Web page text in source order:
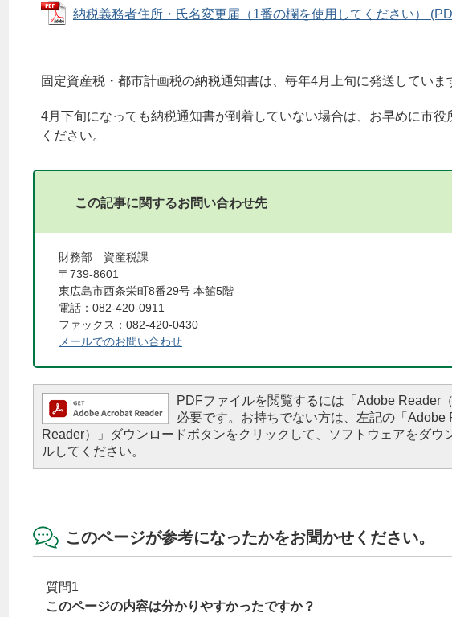
納税義務者住所・氏名変更届（1番の欄を使用してください）
固定資産税・都市計画税の納税通知書は、毎年4月上旬に発送していま
4月下旬になっても納税通知書が到着していない場合は、お早めに市役
ください。
この記事に関するお問い合わせ先
財務部 資産税課
〒739-8601
東広島市西条栄町8番29号 本館5階
電話：082-420-0911
ファックス：082-420-0430
メールでのお問い合わせ
PDFファイルを閲覧するには「Adobe Reader
必要です。お持ちでない方は、左記の「Adobe
Reader）」ダウンロードボタンをクリックして、ソフトウェアをダウ
ルしてください。
このページが参考になったかをお聞かせください。
質問1
このページの内容は分かりやすかったですか？